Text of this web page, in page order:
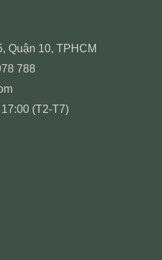
Quận 10, TPHCM
788
(T2-T7)